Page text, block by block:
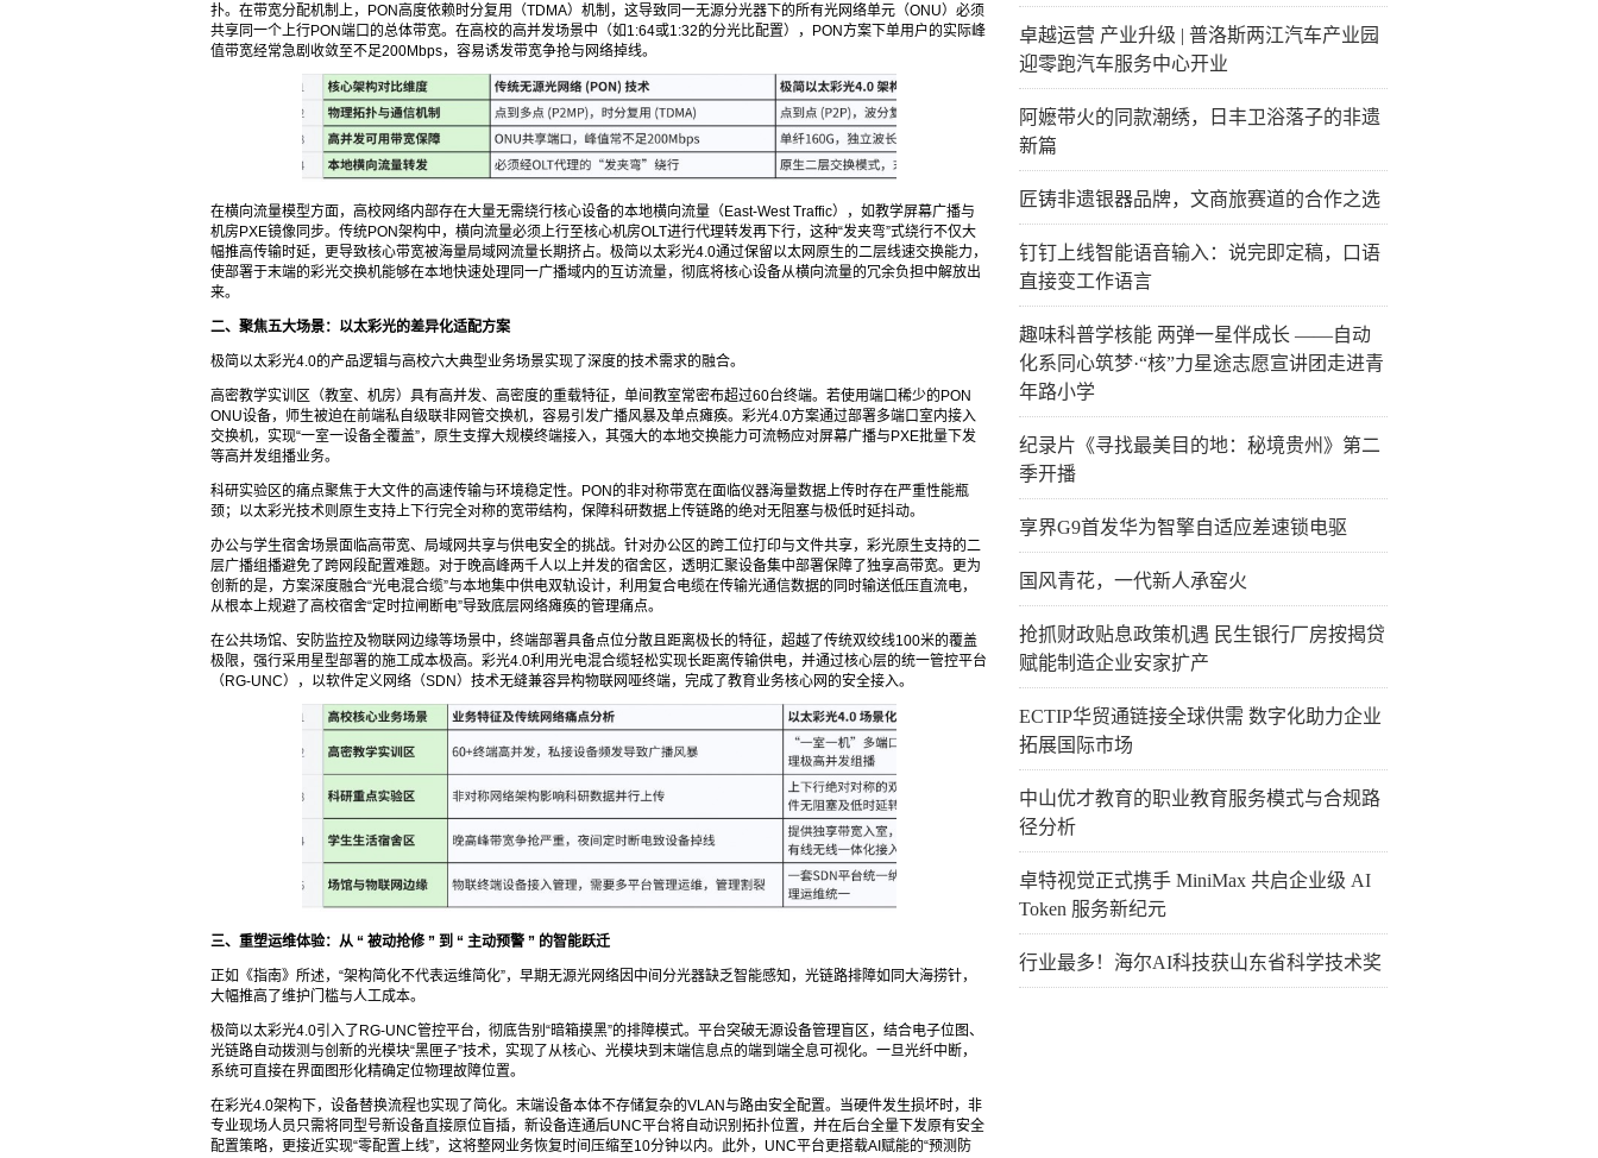
扑。在带宽分配机制上，PON高度依赖时分复用（TDMA）机制，这导致同一无源分光器下的所有光网络单元（ONU）必须
共享同一个上行PON端口的总体带宽。在高校的高并发场景中（如1:64或1:32的分光比配置），PON方案下单用户的实际峰
值带宽经常急剧收敛至不足200Mbps，容易诱发带宽争抢与网络掉线。
在横向流量模型方面，高校网络内部存在大量无需绕行核心设备的本地横向流量（East-West Traffic），如教学屏幕广播与
机房PXE镜像同步。传统PON架构中，横向流量必须上行至核心机房OLT进行代理转发再下行，这种“发夹弯”式绕行不仅大
幅推高传输时延，更导致核心带宽被海量局域网流量长期挤占。极简以太彩光4.0通过保留以太网原生的二层线速交换能力，
使部署于末端的彩光交换机能够在本地快速处理同一广播域内的互访流量，彻底将核心设备从横向流量的冗余负担中解放出
来。
二、聚焦五大场景：以太彩光的差异化适配方案
极简以太彩光4.0的产品逻辑与高校六大典型业务场景实现了深度的技术需求的融合。
高密教学实训区（教室、机房）具有高并发、高密度的重载特征，单间教室常密布超过60台终端。若使用端口稀少的PON
ONU设备，师生被迫在前端私自级联非网管交换机，容易引发广播风暴及单点瘫痪。彩光4.0方案通过部署多端口室内接入
交换机，实现“一室一设备全覆盖”，原生支撑大规模终端接入，其强大的本地交换能力可流畅应对屏幕广播与PXE批量下发
等高并发组播业务。
科研实验区的痛点聚焦于大文件的高速传输与环境稳定性。PON的非对称带宽在面临仪器海量数据上传时存在严重性能瓶
颈；以太彩光技术则原生支持上下行完全对称的宽带结构，保障科研数据上传链路的绝对无阻塞与极低时延抖动。
办公与学生宿舍场景面临高带宽、局域网共享与供电安全的挑战。针对办公区的跨工位打印与文件共享，彩光原生支持的二
层广播组播避免了跨网段配置难题。对于晚高峰两千人以上并发的宿舍区，透明汇聚设备集中部署保障了独享高带宽。更为
创新的是，方案深度融合“光电混合缆”与本地集中供电双轨设计，利用复合电缆在传输光通信数据的同时输送低压直流电，
从根本上规避了高校宿舍“定时拉闸断电”导致底层网络瘫痪的管理痛点。
在公共场馆、安防监控及物联网边缘等场景中，终端部署具备点位分散且距离极长的特征，超越了传统双绞线100米的覆盖
极限，强行采用星型部署的施工成本极高。彩光4.0利用光电混合缆轻松实现长距离传输供电，并通过核心层的统一管控平台
（RG-UNC），以软件定义网络（SDN）技术无缝兼容异构物联网哑终端，完成了教育业务核心网的安全接入。
三、重塑运维体验：从 “ 被动抢修 ” 到 “ 主动预警 ” 的智能跃迁
正如《指南》所述，“架构简化不代表运维简化”，早期无源光网络因中间分光器缺乏智能感知，光链路排障如同大海捞针，
大幅推高了维护门槛与人工成本。
极简以太彩光4.0引入了RG-UNC管控平台，彻底告别“暗箱摸黑”的排障模式。平台突破无源设备管理盲区，结合电子位图、
光链路自动拨测与创新的光模块“黑匣子”技术，实现了从核心、光模块到末端信息点的端到端全息可视化。一旦光纤中断，
系统可直接在界面图形化精确定位物理故障位置。
在彩光4.0架构下，设备替换流程也实现了简化。末端设备本体不存储复杂的VLAN与路由安全配置。当硬件发生损坏时，非
专业现场人员只需将同型号新设备直接原位盲插，新设备连通后UNC平台将自动识别拓扑位置，并在后台全量下发原有安全
配置策略，更接近实现“零配置上线”，这将整网业务恢复时间压缩至10分钟以内。此外，UNC平台更搭载AI赋能的“预测防
卓越运营 产业升级 | 普洛斯两江汽车产业园
迎零跑汽车服务中心开业
阿嬷带火的同款潮绣，日丰卫浴落子的非遗
新篇
匠铸非遗银器品牌，文商旅赛道的合作之选
钉钉上线智能语音输入：说完即定稿，口语
直接变工作语言
趣味科普学核能 两弹一星伴成长 ——自动
化系同心筑梦·“核”力星途志愿宣讲团走进青
年路小学
纪录片《寻找最美目的地：秘境贵州》第二
季开播
享界G9首发华为智擎自适应差速锁电驱
国风青花，一代新人承窑火
抢抓财政贴息政策机遇 民生银行厂房按揭贷
赋能制造企业安家扩产
ECTIP华贸通链接全球供需 数字化助力企业
拓展国际市场
中山优才教育的职业教育服务模式与合规路
径分析
卓特视觉正式携手 MiniMax 共启企业级 AI
Token 服务新纪元
行业最多！海尔AI科技获山东省科学技术奖